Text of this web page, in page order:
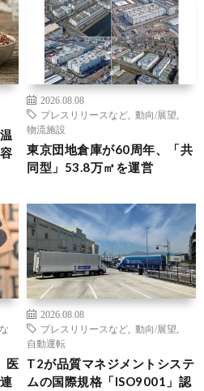
2026.08.08
プレスリリースなど
動向/展望
物流施設
東京団地倉庫が60周年、「共
同型」53.8万㎡を運営
医
2026.08.08
プレスリリースなど
動向/展望
自動運転
T2が品質マネジメントシステ
ムの国際規格「ISO9001」認